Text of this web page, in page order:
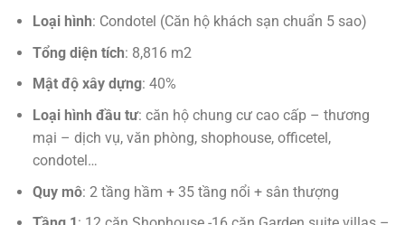
Loại hình: Condotel (Căn hộ khách sạn chuẩn 5 sao)
Tổng diện tích: 8,816 m2
Mật độ xây dựng: 40%
Loại hình đầu tư: căn hộ chung cư cao cấp – thương
mại – dịch vụ, văn phòng, shophouse, officetel,
condotel…
Quy mô: 2 tầng hầm + 35 tầng nổi + sân thượng